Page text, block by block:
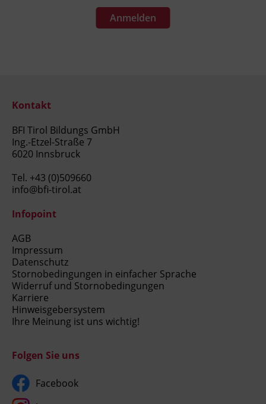
Anmelden
Kontakt
BFI Tirol Bildungs GmbH
Ing.-Etzel-Straße 7
6020 Innsbruck
Tel. +43 (0)509660
info@bfi-tirol.at
Infopoint
AGB
Impressum
Datenschutz
Stornobedingungen in einfacher Sprache
Widerruf und Stornobedingungen
Karriere
Hinweisgebersystem
Ihre Meinung ist uns wichtig!
Folgen Sie uns
Facebook